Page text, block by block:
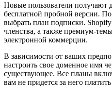
Новые пользователи получают
бесплатной пробной версии.
выбрать план подписки. Shopify
членства, а также премиум-
электронной коммерции.
В зависимости от ваших
настроить свое доменное имя
существующее. Все планы
вам не придется за него